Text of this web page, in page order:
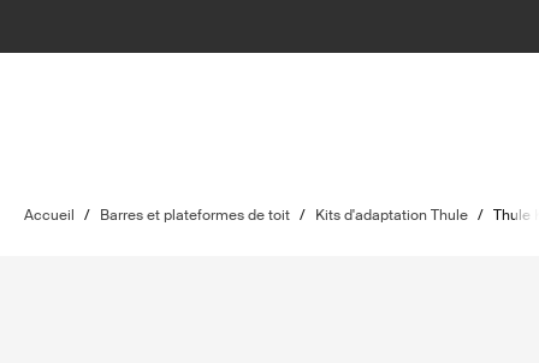
Accueil / Barres et plateformes de toit / Kits d'adaptation Thule / Thule